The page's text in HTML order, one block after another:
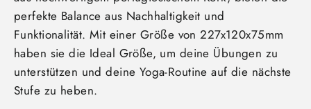
perfekte Balance aus Nachhaltigkeit und
Funktionalität. Mit einer Größe von 227x120x75mm
haben sie die Ideal Größe, um deine Übungen zu
unterstützen und deine Yoga-Routine auf die nächste
Stufe zu heben.